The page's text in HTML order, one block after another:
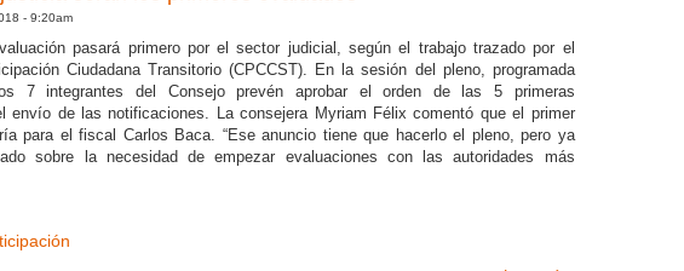
- 9:20am
pasará primero por el sector judicial, según el trabajo trazado por el
Ciudadana Transitorio (CPCCST). En la sesión del pleno, programada
7 integrantes del Consejo prevén aprobar el orden de las 5 primeras
envío de las notificaciones. La consejera Myriam Félix comentó que el primer
para el fiscal Carlos Baca. “Ese anuncio tiene que hacerlo el pleno, pero ya
sobre la necesidad de empezar evaluaciones con las autoridades más